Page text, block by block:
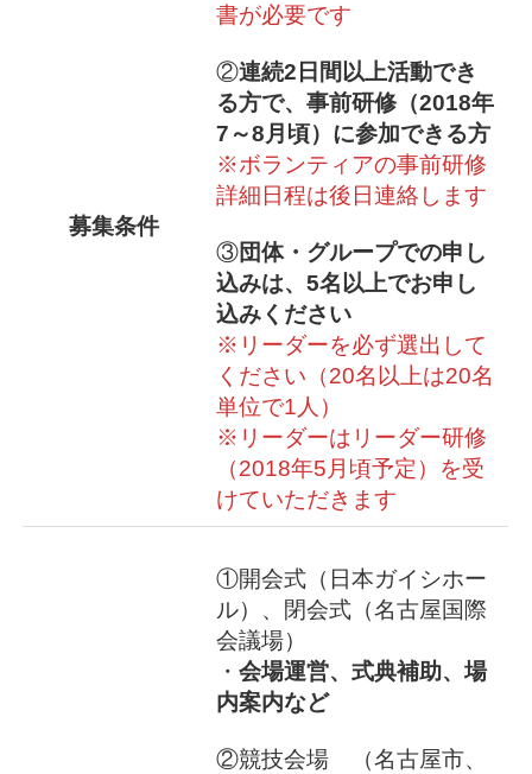
募集条件
書が必要です
②連続2日間以上活動でき
る方で、事前研修（2018年
7～8月頃）に参加できる方
※ボランティアの事前研修
詳細日程は後日連絡します
③団体・グループでの申し
込みは、5名以上でお申し
込みください
※リーダーを必ず選出して
ください（20名以上は20名
単位で1人）
※リーダーはリーダー研修
（2018年5月頃予定）を受
けていただきます
①開会式（日本ガイシホー
ル）、閉会式（名古屋国際
会議場）
・ 会場運営、式典補助、場
内案内など
②競技会場 （名古屋市、